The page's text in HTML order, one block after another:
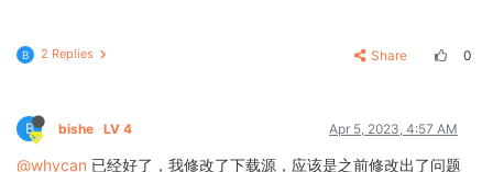
B 2 Replies Share 0
B bishe LV 4 Apr 5, 2023, 4:57 AM
@whycan 已经好了，我修改了下载源，应该是之前修改出了问题